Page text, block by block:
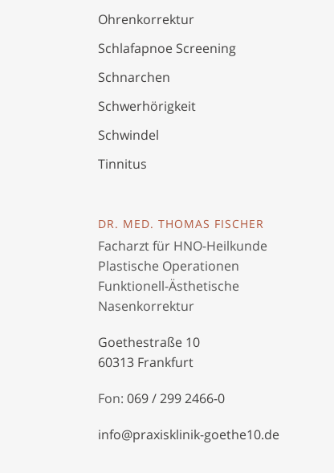
Ohrenkorrektur
Schlafapnoe Screening
Schnarchen
Schwerhörigkeit
Schwindel
Tinnitus
DR. MED. THOMAS FISCHER
Facharzt für HNO-Heilkunde
Plastische Operationen
Funktionell-Ästhetische
Nasenkorrektur
Goethestraße 10
60313 Frankfurt
Fon: 069 / 299 2466-0
info@praxisklinik-goethe10.de